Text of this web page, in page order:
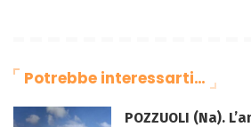
Potrebbe interessarti…
POZZUOLI (Na).